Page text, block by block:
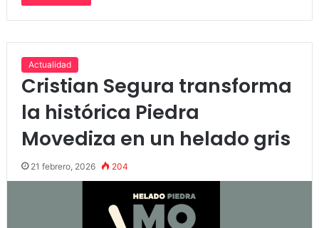
Actualidad
Cristian Segura transforma
la histórica Piedra
Movediza en un helado gris
21 febrero, 2026 204